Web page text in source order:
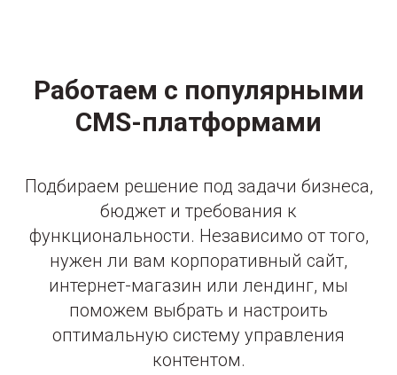
Работаем с популярными
CMS-платформами
Подбираем решение под задачи бизнеса,
бюджет и требования к
функциональности. Независимо от того,
нужен ли вам корпоративный сайт,
интернет-магазин или лендинг, мы
поможем выбрать и настроить
оптимальную систему управления
контентом.